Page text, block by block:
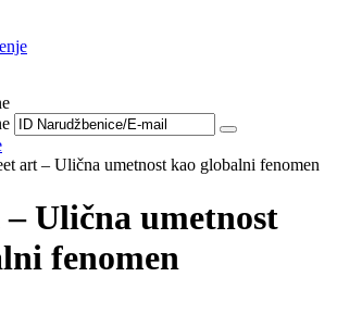
art – Ulična umetnost kao globalni fenomen
Ulična umetnost
fenomen